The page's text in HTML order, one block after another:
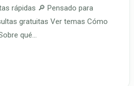
rápidas 🔎 Pensado para
gratuitas Ver temas Cómo
qué…